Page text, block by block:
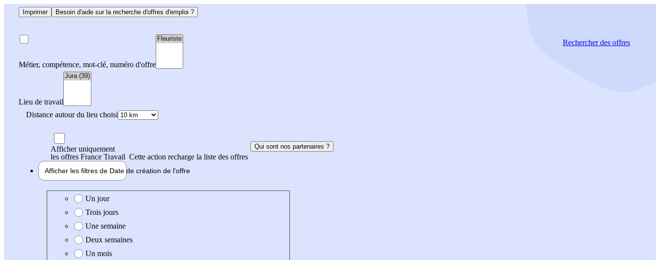
Imprimer Besoin d'aide sur la recherche d'offres d'emploi ?
Métier, compétence, mot-clé, numéro d'offre
Lieu de travail
Distance autour du lieu choisi
Rechercherdes offres
Afficher uniquement
les offres France Travail Cette action recharge la liste des offres
Qui sont nos partenaires ?
Afficher les filtres de Date de création de l'offre
Date de création de l'offre
Un jour
Trois jours
Une semaine
Deux semaines
Un mois